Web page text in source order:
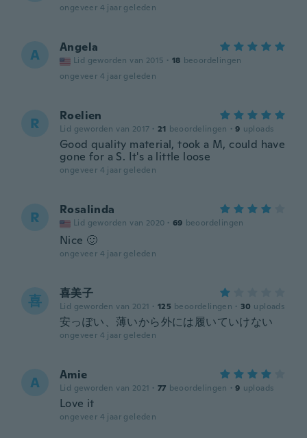
ongeveer 4 jaar geleden
A Angela
Lid geworden van 2015 · 18 beoordelingen
ongeveer 4 jaar geleden
R Roelien
Lid geworden van 2017 · 21 beoordelingen · 9 uploads
Good quality material, took a M, could have
gone for a S. It's a little loose
ongeveer 4 jaar geleden
R Rosalinda
Lid geworden van 2020 · 69 beoordelingen
Nice 🙂
ongeveer 4 jaar geleden
喜 喜美子
Lid geworden van 2021 · 125 beoordelingen · 30 uploads
安っぽい、薄いから外には履いていけない
ongeveer 4 jaar geleden
A Amie
Lid geworden van 2021 · 77 beoordelingen · 9 uploads
Love it
ongeveer 4 jaar geleden